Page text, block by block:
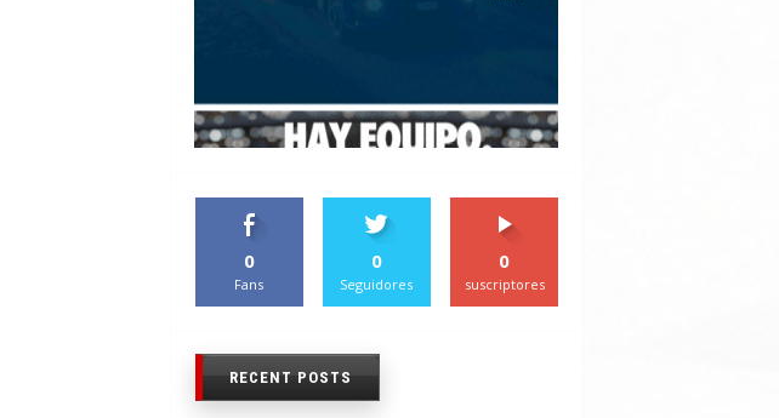
0
Fans
0
Seguidores
0
suscriptores
RECENT POSTS